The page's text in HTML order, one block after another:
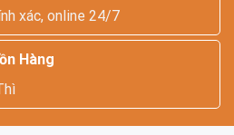
xác, online 24/7
Hàng